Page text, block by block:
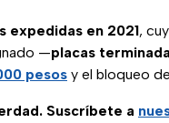
expedidas en 2021,
—placas
pesos y el bloqueo
Suscríbete a